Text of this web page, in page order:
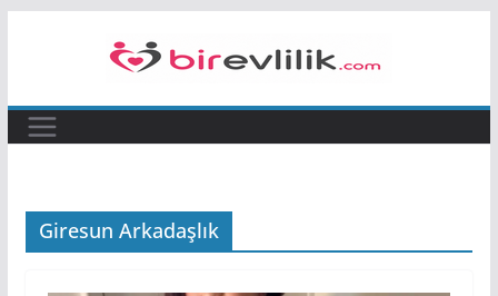
Giresun Arkadaşlık